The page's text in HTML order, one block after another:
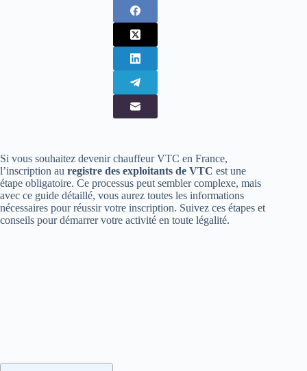
Si vous souhaitez devenir chauffeur VTC en France,
l’inscription au registre des exploitants de VTC est une
étape obligatoire. Ce processus peut sembler complexe, mais
avec ce guide détaillé, vous aurez toutes les informations
nécessaires pour réussir votre inscription. Suivez ces étapes et
conseils pour démarrer votre activité en toute légalité.